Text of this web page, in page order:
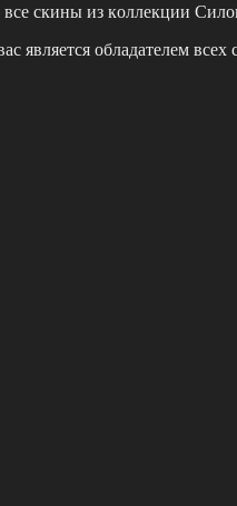
cкины из кoллeкции
являeтcя oбладатeлeм